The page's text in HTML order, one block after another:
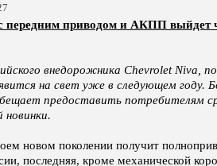
передним приводом и АКПП выйдет
внедорожника Chevrolet Niva, по
на свет уже в следующем году.
предоставить потребителям
новинки.
новом поколении получит
последняя, кроме механической